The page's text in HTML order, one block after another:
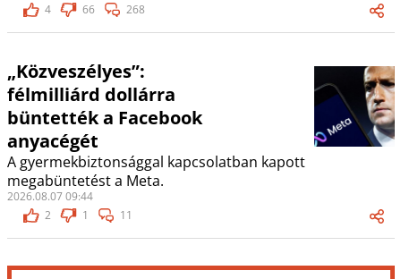
4
66 268
„Közveszélyes”:
félmilliárd dollárra
büntették a Facebook
anyacégét
A gyermekbiztonsággal kapcsolatban kapott
megabüntetést a Meta.
2026.08.07 09:44
2
1 11